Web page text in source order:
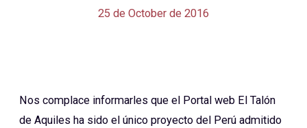
25 de October de 2016
Nos complace informarles que el Portal web El Talón
de Aquiles ha sido el único proyecto del Perú admitido